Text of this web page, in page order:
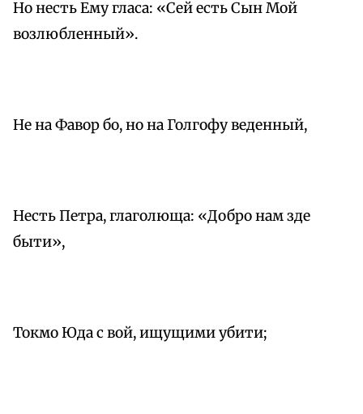
Но несть Ему гласа: «Сей есть Сын Мой
возлюбленный».
Не на Фавор бо, но на Голгофу веденный,
Несть Петра, глаголюща: «Добро нам зде
быти»,
Токмо Юда с вой, ищущими убити;